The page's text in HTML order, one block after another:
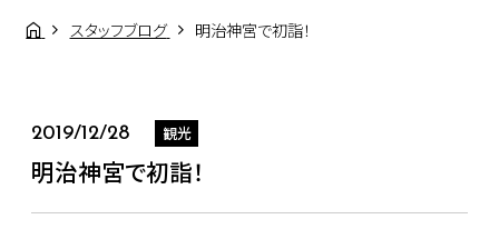
スタッフブログ 明治神宮で初詣！
2019/12/28 観光
明治神宮で初詣！